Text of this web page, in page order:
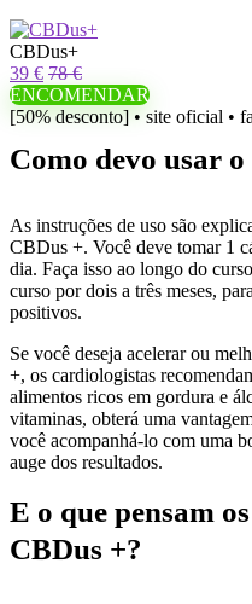
CBDus+
39 € 78 €
ENCOMENDAR
[50% desconto] • site oficial •
Como devo usar
As instruções de uso são
CBDus +. Você deve tomar 1
dia. Faça isso ao longo do
curso por dois a três meses,
positivos.
Se você deseja acelerar ou
+, os cardiologistas
alimentos ricos em gordura e
vitaminas, obterá uma
você acompanhá-lo com uma
auge dos resultados.
E o que pensam
CBDus +?